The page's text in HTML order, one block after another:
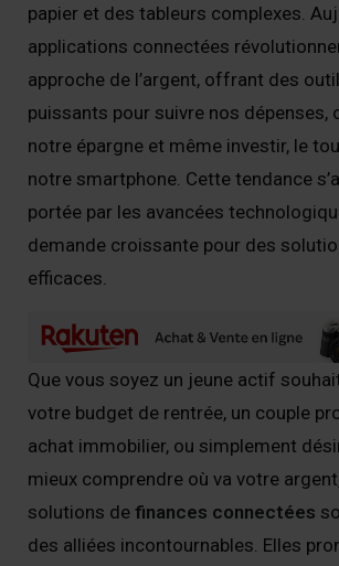
papier et des tableurs complexes.
applications connectées
approche de l’argent, offrant des
puissants pour suivre nos dépenses,
notre épargne et même investir, le
notre smartphone. Cette tendance
portée par les avancées
demande croissante pour des
efficaces.
Que vous soyez un jeune actif
votre budget de rentrée, un couple
achat immobilier, ou simplement
mieux comprendre où va votre
solutions de finances connectées
des alliées incontournables. Elles